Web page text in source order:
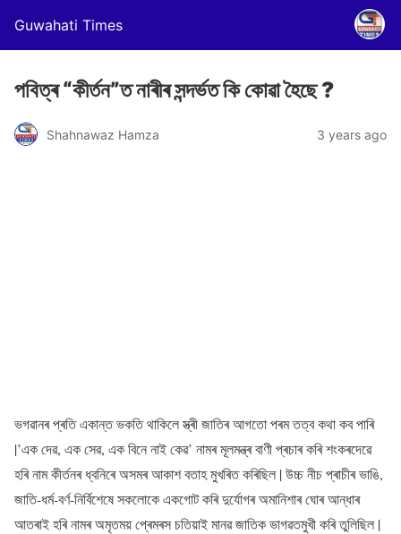
Guwahati Times
পবিত্ৰ “কীৰ্তন”ত নাৰীৰ সন্দৰ্ভত কি কোৱা হৈছে ?
Shahnawaz Hamza 3 years ago
ভগৱানৰ প্ৰতি একান্ত ভকতি থাকিলে স্ত্ৰী জাতিৰ আগতো পৰম তত্ব কথা কব পাৰি
|’এক দেৱ, এক সেৱ, এক বিনে নাই কেৱ’ নামৰ মূলমন্ত্ৰ বাণী প্ৰচাৰ কৰি শংকৰদেৱে
হৰি নাম কীৰ্তনৰ ধ্বনিৰে অসমৰ আকাশ বতাহ মুখৰিত কৰিছিল | উচ্চ নীচ প্ৰাচীৰ ভাঙি,
জাতি-ধৰ্ম-বৰ্ণ-নিৰ্বিশেষে সকলোকে একগোট কৰি দুৰ্যোগৰ অমানিশাৰ ঘোৰ আন্ধাৰ
আতৰাই হৰি নামৰ অমৃতময় প্ৰেমৰস চতিয়াই মানৱ জাতিক ভাগৱতমুখী কৰি তুলিছিল |